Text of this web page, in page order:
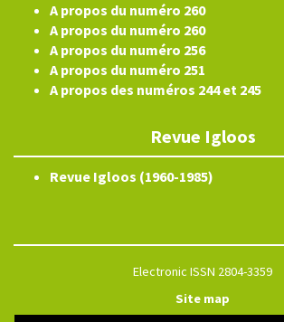
A propos du numéro 260
A propos du numéro 260
A propos du numéro 256
A propos du numéro 251
A propos des numéros 244 et 245
Revue Igloos
Revue Igloos (1960-1985)
Electronic ISSN 2804-3359
Site map